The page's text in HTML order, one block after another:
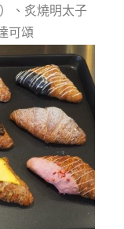
、炙燒明太子
可頌